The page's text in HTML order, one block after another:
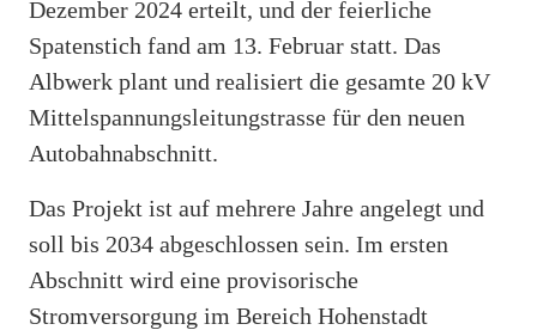
Dezember 2024 erteilt, und der feierliche
Spatenstich fand am 13. Februar statt. Das
Albwerk plant und realisiert die gesamte 20 kV
Mittelspannungsleitungstrasse für den neuen
Autobahnabschnitt.
Das Projekt ist auf mehrere Jahre angelegt und
soll bis 2034 abgeschlossen sein. Im ersten
Abschnitt wird eine provisorische
Stromversorgung im Bereich Hohenstadt